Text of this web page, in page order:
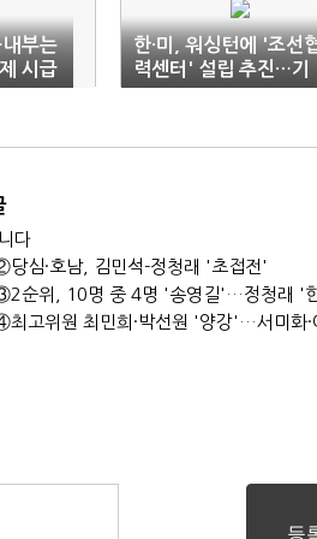
부는
시급
한·미, 워싱턴에 '조선
력센터' 설립 추진…기
업간 활동 지원
다
심·호남, 김민석-정청래 '초접전'